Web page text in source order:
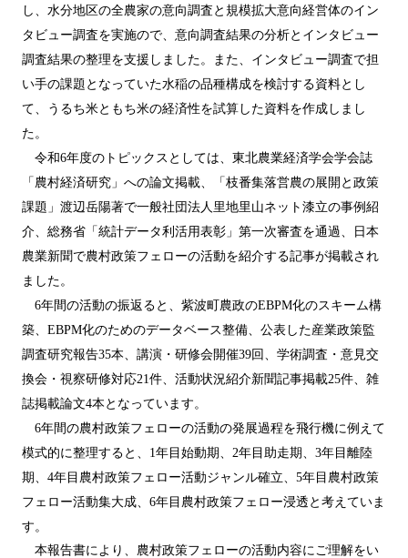
し、水分地区の全農家の意向調査と規模拡大意向経営体のイン
タビュー調査を実施ので、意向調査結果の分析とインタビュー
調査結果の整理を支援しました。また、インタビュー調査で担
い手の課題となっていた水稲の品種構成を検討する資料とし
て、うるち米ともち米の経済性を試算した資料を作成しまし
た。
令和6年度のトピックスとしては、東北農業経済学会学会誌
「農村経済研究」への論文掲載、「枝番集落営農の展開と政策
課題」渡辺岳陽著で一般社団法人里地里山ネット漆立の事例紹
介、総務省「統計データ利活用表彰」第一次審査を通過、日本
農業新聞で農村政策フェローの活動を紹介する記事が掲載され
ました。
6年間の活動の振返ると、紫波町農政のEBPM化のスキーム構
築、EBPM化のためのデータベース整備、公表した産業政策監
調査研究報告35本、講演・研修会開催39回、学術調査・意見交
換会・視察研修対応21件、活動状況紹介新聞記事掲載25件、雑
誌掲載論文4本となっています。
6年間の農村政策フェローの活動の発展過程を飛行機に例えて
模式的に整理すると、1年目始動期、2年目助走期、3年目離陸
期、4年目農村政策フェロー活動ジャンル確立、5年目農村政策
フェロー活動集大成、6年目農村政策フェロー浸透と考えていま
す。
本報告書により、農村政策フェローの活動内容にご理解をい